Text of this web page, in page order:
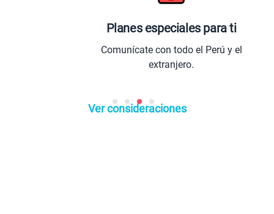
Planes especiales para ti
Comunícate con todo el Perú y el
extranjero.
Ver consideraciones